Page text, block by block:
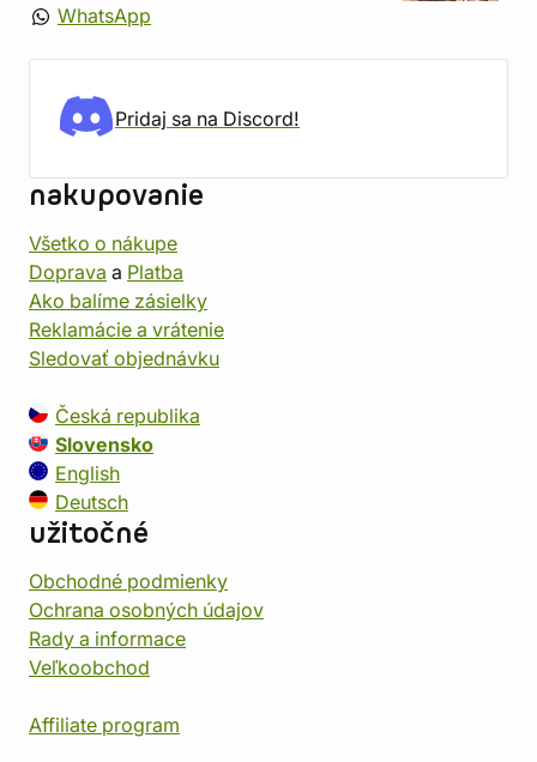
WhatsApp
Pridaj sa na Discord!
nakupovanie
Všetko o nákupe
Doprava a Platba
Ako balíme zásielky
Reklamácie a vrátenie
Sledovať objednávku
Česká republika
Slovensko
English
Deutsch
užitočné
Obchodné podmienky
Ochrana osobných údajov
Rady a informace
Veľkoobchod
Affiliate program